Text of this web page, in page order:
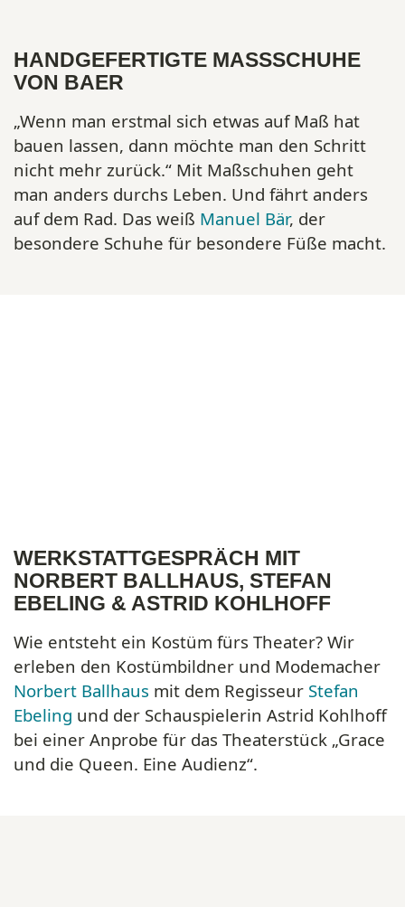
HANDGEFERTIGTE MASSSCHUHE V
ON BAER
„Wenn man erstmal sich etwas auf Maß hat
bauen lassen, dann möchte man den Schritt
nicht mehr zurück.“ Mit Maßschuhen geht
man anders durchs Leben. Und fährt anders
auf dem Rad. Das weiß Manuel Bär, der
besondere Schuhe für besondere Füße macht.
WERKSTATTGESPRÄCH MIT
NORBERT BALLHAUS, STEFAN
EBELING & ASTRID KOHLHOFF
Wie entsteht ein Kostüm fürs Theater? Wir
erleben den Kostümbildner und Modemacher
Norbert Ballhaus mit dem Regisseur Stefan
Ebeling und der Schauspielerin Astrid Kohlhoff
bei einer Anprobe für das Theaterstück „Grace
und die Queen. Eine Audienz“.